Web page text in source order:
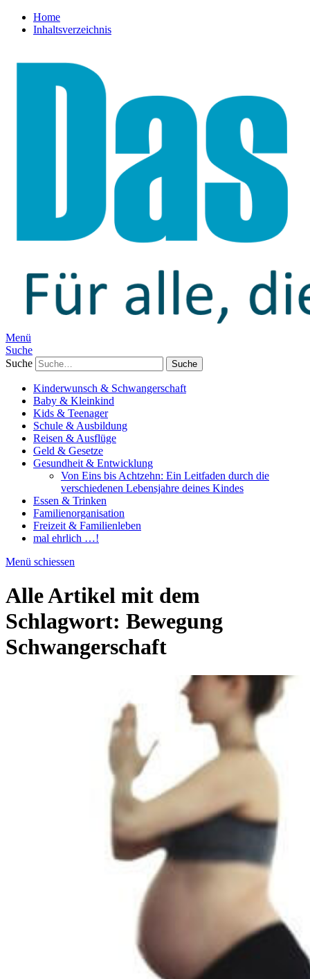
Home
Inhaltsverzeichnis
Menü
Suche
Suche
Kinderwunsch & Schwangerschaft
Baby & Kleinkind
Kids & Teenager
Schule & Ausbildung
Reisen & Ausflüge
Geld & Gesetze
Gesundheit & Entwicklung
Von Eins bis Achtzehn: Ein Leitfaden durch die
verschiedenen Lebensjahre deines Kindes
Essen & Trinken
Familienorganisation
Freizeit & Familienleben
mal ehrlich …!
Menü schiessen
Alle Artikel mit dem
Schlagwort: Bewegung
Schwangerschaft